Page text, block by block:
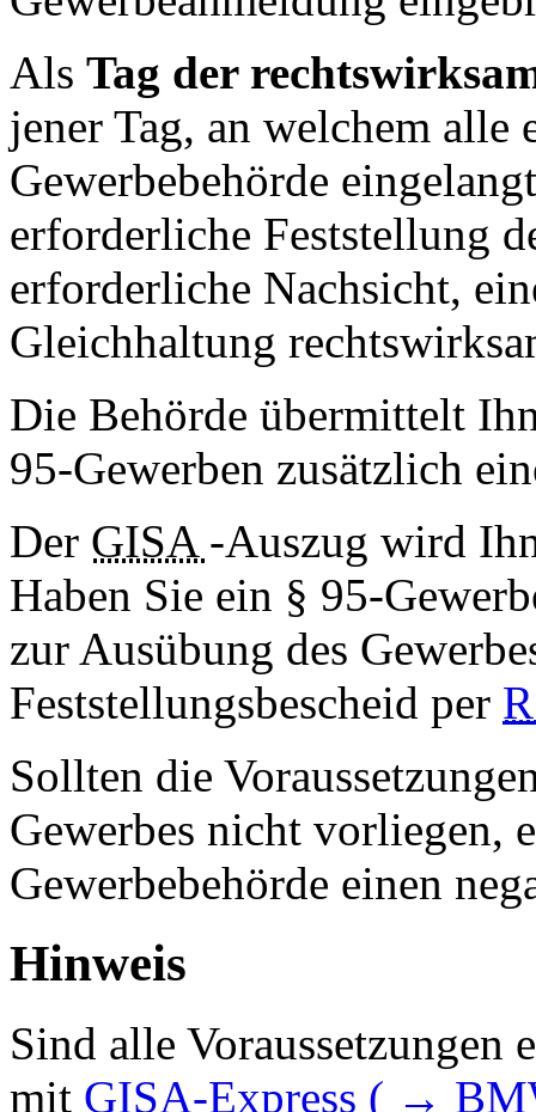
Als Tag der
jener Tag, an welchem
Gewerbebehörde
erforderliche Feststellung
erforderliche Nachsicht,
Gleichhaltung
Die Behörde übermittelt
95-Gewerben zusätzlich
Der GISA -Auszug wird
Haben Sie ein § 95-
zur Ausübung des
Feststellungsbescheid per
Sollten die
Gewerbes nicht vorliegen,
Gewerbebehörde einen
Hinweis
Sind alle
mit GISA-Express ( →